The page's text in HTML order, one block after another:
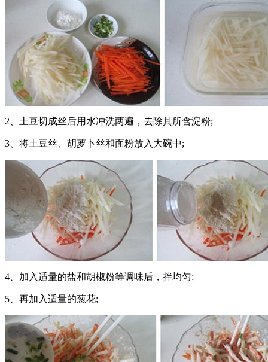
2、土豆切成丝后用水冲洗两遍，去除其所含淀粉;
3、将土豆丝、胡萝卜丝和面粉放入大碗中;
4、加入适量的盐和胡椒粉等调味后，拌均匀;
5、再加入适量的葱花;